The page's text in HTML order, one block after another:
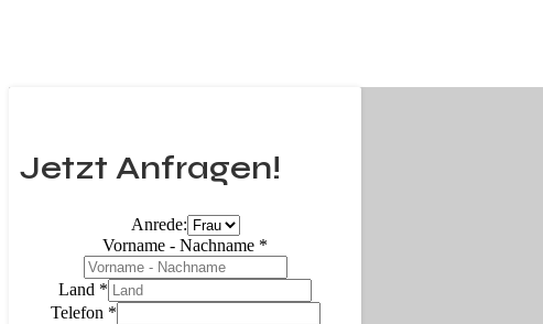
Jetzt Anfragen!
Anrede:
Vorname - Nachname *
Land *
Telefon *